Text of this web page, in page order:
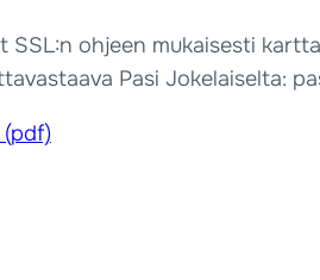
ohjeen mukaisesti
Pasi Jokelaiselta: